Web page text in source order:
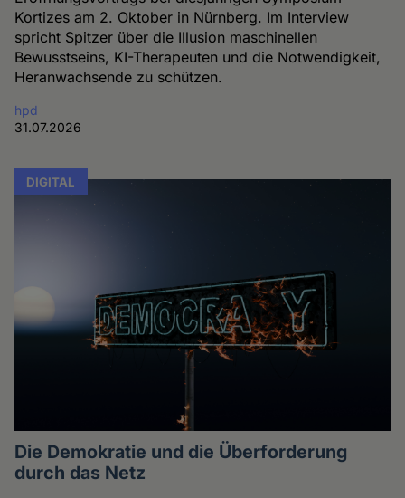
Kortizes am 2. Oktober in Nürnberg. Im Interview
spricht Spitzer über die Illusion maschinellen
Bewusstseins, KI-Therapeuten und die Notwendigkeit,
Heranwachsende zu schützen.
hpd
31.07.2026
DIGITAL
Die Demokratie und die Überforderung
durch das Netz